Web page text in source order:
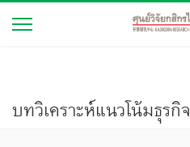
บทวิเคราะห์แนวโน้มธุรกิจ